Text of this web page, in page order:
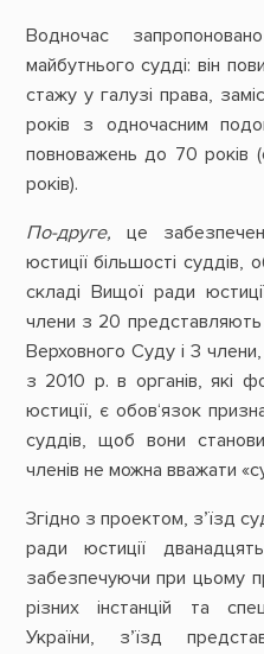
Водночас
майбутнього судді: він
стажу у галузі права,
років з одночасним
повноважень до 70 років
років).
По-друге, це
юстиції більшості
складі Вищої ради
члени з 20 представляють
Верховного Суду і 3 члени,
з 2010 р. в органів, які
юстиції, є обов‘язок
суддів, щоб вони
членів не можна вважати
Згідно з проектом, з’їзд
ради юстиції
забезпечуючи при цьому
різних інстанцій та
України, з’їзд